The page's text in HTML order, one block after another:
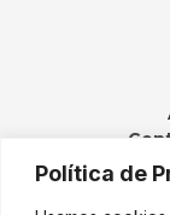
Política de